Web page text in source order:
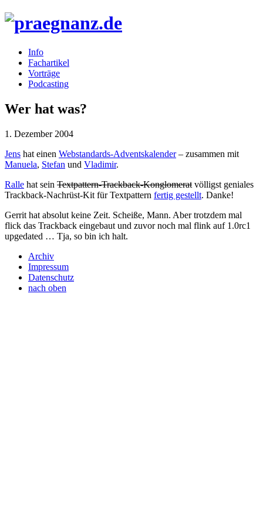
Info
Fachartikel
Vorträge
Podcasting
Wer hat was?
1. Dezember 2004
Jens hat einen Webstandards-Adventskalender– zusammen mit
Manuela, Stefan und Vladimir.
Ralle hat sein Textpattern-Trackback-Konglomerat völligst geniales
Trackback-Nachrüst-Kit für Textpattern fertig gestellt. Danke!
Gerrit hat absolut keine Zeit. Scheiße, Mann. Aber trotzdem mal
flick das Trackback eingebaut und zuvor noch mal flink auf 1.0rc1
upgedated … Tja, so bin ich halt.
Archiv
Impressum
Datenschutz
nach oben